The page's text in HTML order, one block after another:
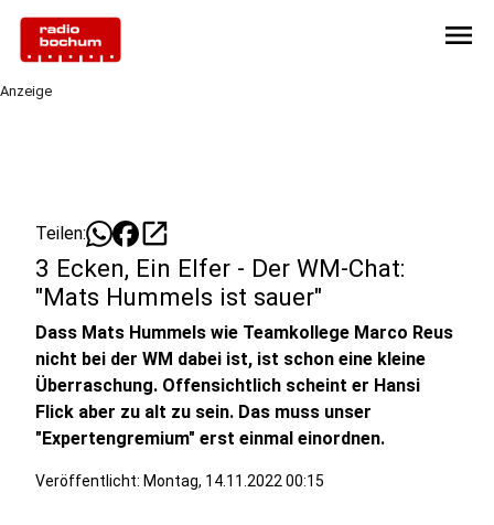
menu
Anzeige
Teilen: open_in_new
3 Ecken, Ein Elfer - Der WM-Chat:
"Mats Hummels ist sauer"
Dass Mats Hummels wie Teamkollege Marco Reus
nicht bei der WM dabei ist, ist schon eine kleine
Überraschung. Offensichtlich scheint er Hansi
Flick aber zu alt zu sein. Das muss unser
"Expertengremium" erst einmal einordnen.
Veröffentlicht: Montag, 14.11.2022 00:15